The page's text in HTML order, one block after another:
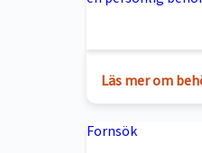
Läs mer om
Fornsök